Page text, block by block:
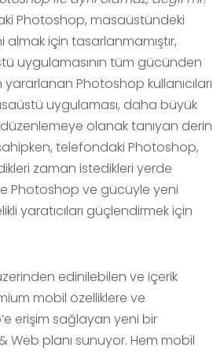
Photoshop, masaüstündeki
almak için tasarlanmamıştır,
uygulamasının tüm gücünden
Photoshop kullanıcıları
uygulaması, daha büyük
olanak tanıyan derin
telefondaki Photoshop,
zaman istedikleri yerde
Photoshop ve gücüyle yeni
yaratıcıları güçlendirmek için
edinilebilen ve içerik
mobil özelliklere ve
erişim sağlayan yeni bir
Web planı sunuyor. Hem mobil